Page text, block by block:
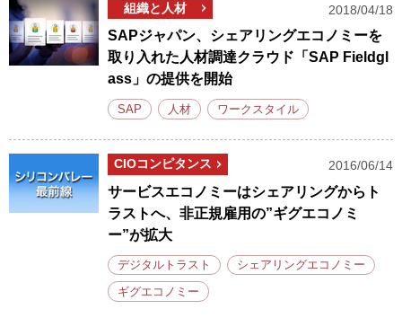
組織と人材 2018/04/18
SAPジャパン、シェアリングエコノミーを
取り入れた人材調達クラウド「SAP Fieldgl
ass」の提供を開始
SAP 人材 ワークスタイル
CIOコンピタンス 2016/06/14
サービスエコノミーはシェアリングからト
ラストへ、非正規雇用の”ギグエコノミ
ー”が拡大
デジタルトラスト シェアリングエコノミー
ギグエコノミー